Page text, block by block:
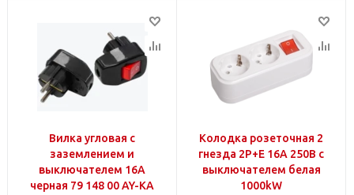
Вилка угловая с
заземлением и
выключателем 16A
черная 79 148 00 AY-KA
Колодка розеточная 2
гнезда 2P+E 16А 250В с
выключателем белая
1000kW